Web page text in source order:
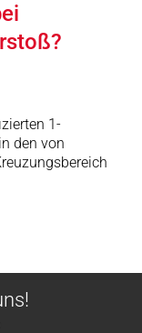
1-
den von